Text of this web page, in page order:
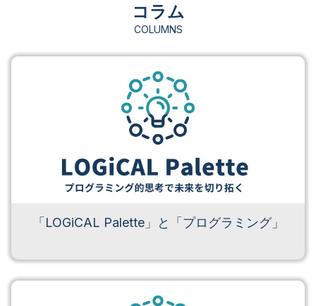
コラム
COLUMNS
「LOGiCAL Palette」と「プログラミング」